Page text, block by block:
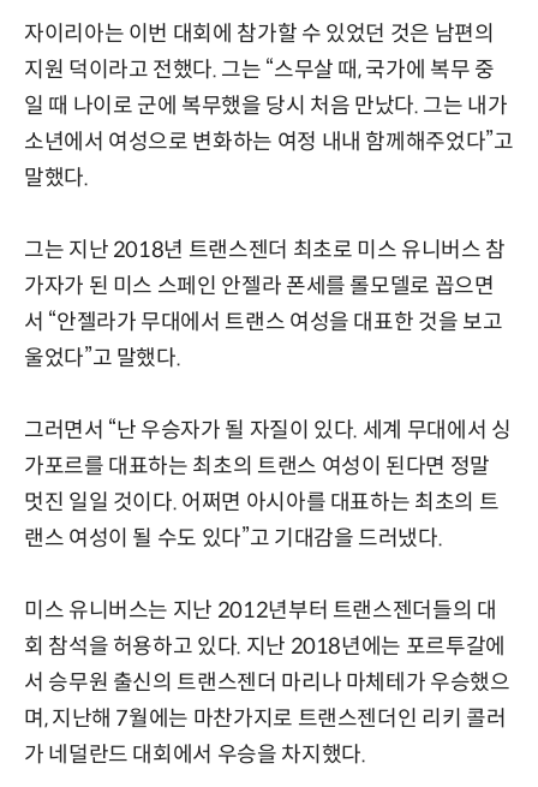
자이리아는 이번 대회에 참가할 수 있었던 것은 남편의
지원 덕이라고 전했다. 그는 “스무살 때, 국가에 복무 중
일 때 나이로 군에 복무했을 당시 처음 만났다. 그는 내가
소년에서 여성으로 변화하는 여정 내내 함께해주었다”고
말했다.
그는 지난 2018년 트랜스젠더 최초로 미스 유니버스 참
가자가 된 미스 스페인 안젤라 폰세를 롤모델로 꼽으면
서 “안젤라가 무대에서 트랜스 여성을 대표한 것을 보고
울었다”고 말했다.
그러면서 “난 우승자가 될 자질이 있다. 세계 무대에서 싱
가포르를 대표하는 최초의 트랜스 여성이 된다면 정말
멋진 일일 것이다. 어쩌면 아시아를 대표하는 최초의 트
랜스 여성이 될 수도 있다”고 기대감을 드러냈다.
미스 유니버스는 지난 2012년부터 트랜스젠더들의 대
회 참석을 허용하고 있다. 지난 2018년에는 포르투갈에
서 승무원 출신의 트랜스젠더 마리나 마체테가 우승했으
며, 지난해 7월에는 마찬가지로 트랜스젠더인 리키 콜러
가 네덜란드 대회에서 우승을 차지했다.